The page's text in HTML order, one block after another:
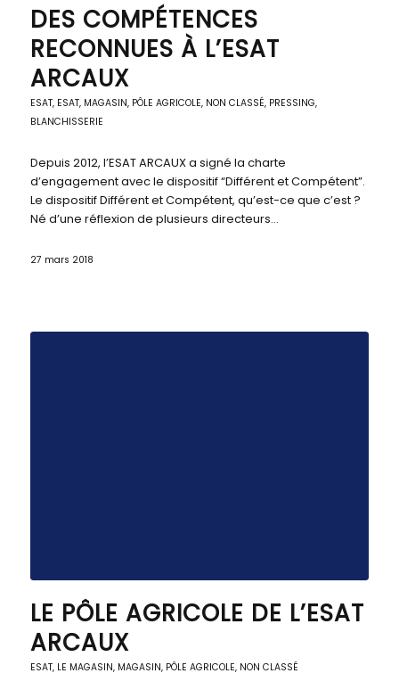
DES COMPÉTENCES
RECONNUES À L’ESAT
ARCAUX
ESAT, ESAT, MAGASIN, PÔLE AGRICOLE, NON CLASSÉ, PRESSING,
BLANCHISSERIE
Depuis 2012, l’ESAT ARCAUX a signé la charte
d’engagement avec le dispositif “Différent et Compétent”.
Le dispositif Différent et Compétent, qu’est-ce que c’est ?
Né d’une réflexion de plusieurs directeurs…
27 mars 2018
LE PÔLE AGRICOLE DE L’ESAT
ARCAUX
ESAT, LE MAGASIN, MAGASIN, PÔLE AGRICOLE, NON CLASSÉ